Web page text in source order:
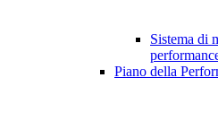
Sistema di
Piano della